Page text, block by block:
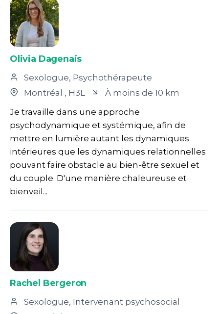
Olivia Dagenais
Sexologue, Psychothérapeute
Montréal , H3L
À moins de 10 km
Je travaille dans une approche
psychodynamique et systémique, afin de
mettre en lumière autant les dynamiques
intérieures que les dynamiques relationnelles
pouvant faire obstacle au bien-être sexuel et
du couple. D'une manière chaleureuse et
bienveil...
Rachel Bergeron
Sexologue, Intervenant psychosocial